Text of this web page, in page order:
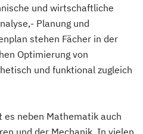
&
& Strategie
Praxisanleitung
Projektmanagement
und wirtschaftliche
Planung und
stehen Fächer in der
Optimierung von
und funktional zugleich
neben Mathematik auch